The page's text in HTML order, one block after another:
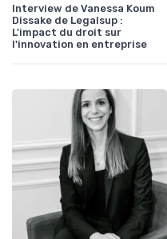
Interview de Vanessa Koum
Dissake de Legalsup :
L'impact du droit sur
l'innovation en entreprise